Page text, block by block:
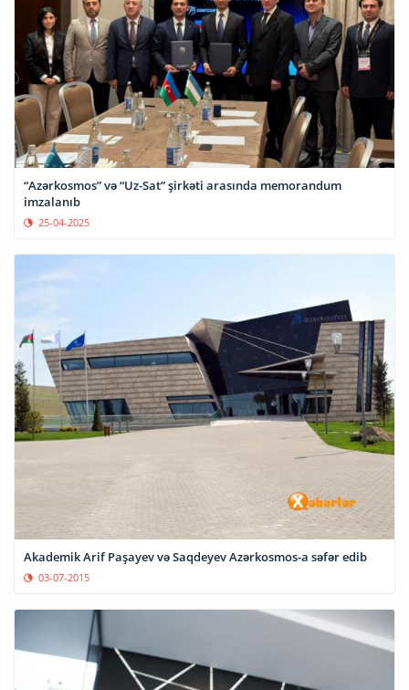
“Azərkosmos” və “Uz-Sat” şirkəti arasında memorandum
imzalanıb
25-04-2025
Akademik Arif Paşayev və Saqdeyev Azərkosmos-a səfər edib
03-07-2015